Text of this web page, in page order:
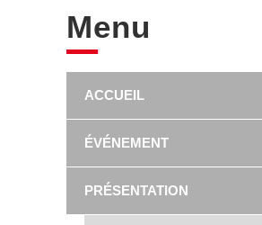
Menu
ACCUEIL
ÉVÉNEMENT
PRÉSENTATION